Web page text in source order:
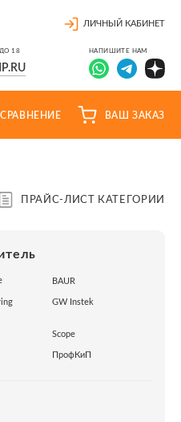
ЛИЧНЫЙ КАБИНЕТ
18 НАПИШИТЕ НАМ
СРАВНЕНИЕ ВАШ ЗАКАЗ
ПРАЙС-ЛИСТ КАТЕГОРИИ
BAUR
GW Instek
Scope
ПрофКиП